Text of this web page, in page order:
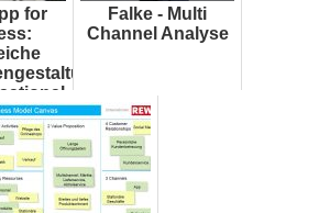
for
Falke - Multi
Channel Analyse